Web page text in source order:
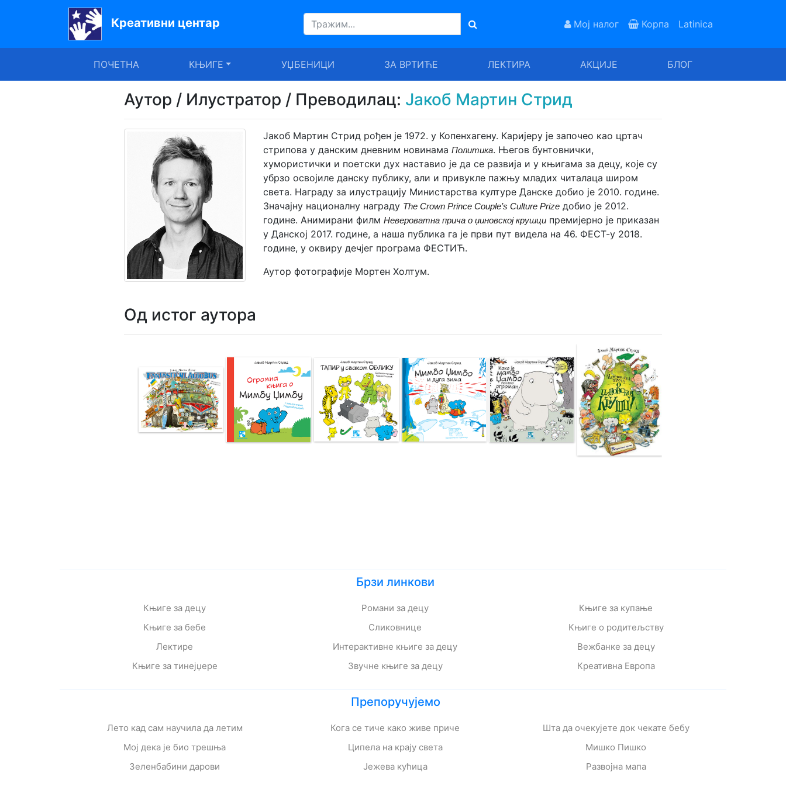
Креативни центар Мој налог Корпа Latinica
ПОЧЕТНА КЊИГЕ УЏБЕНИЦИ ЗА ВРТИЋЕ ЛЕКТИРА АКЦИЈЕ БЛОГ
Почетна
Аутор / Илустратор / Преводилац: Јакоб Мартин Стрид
Јакоб Мартин Стрид рођен је 1972. у Копенхагену. Каријеру је започео као цртач
стрипова у данским дневним новинама Политика. Његов бунтовнички,
хумористички и поетски дух наставио је да се развија и у књигама за децу, које су
убрзо освојиле данску публику, али и привукле пажњу младих читалаца широм
света. Награду за илустрацију Министарства културе Данске добио је 2010. године.
Значајну националну награду The Crown Prince Couple’s Culture Prizeдобио је 2012.
године. Анимирани филм Невероватна прича о џиновској крушципремијерно је приказан
у Данској 2017. године, а наша публика га је први пут видела на 46. ФЕСТ-у 2018.
године, у оквиру дечјег програма ФЕСТИЋ.
Аутор фотографије Мортен Холтум.
Од истог аутора
Брзи линкови
Књиге за децу
Књиге за бебе
Лектире
Књиге за тинејџере
Романи за децу
Сликовнице
Интерактивне књиге за децу
Звучне књиге за децу
Књиге за купање
Књиге о родитељству
Вежбанке за децу
Креативна Европа
Препоручујемо
Лето кад сам научила да летим
Мој дека је био трешња
Зеленбабини дарови
Кога се тиче како живе приче
Ципела на крају света
Јежева кућица
Шта да очекујете док чекате бебу
Мишко Пишко
Развојна мапа